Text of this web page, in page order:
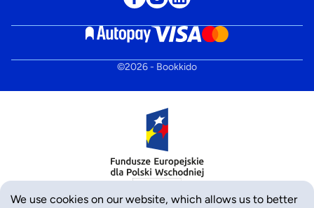
©2026- Bookkido
We use cookies on our website, which allows us to better